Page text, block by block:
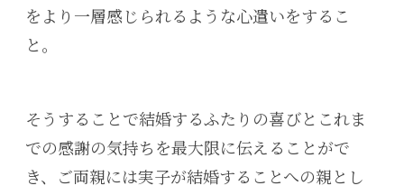
をより一層感じられるような心遣いをするこ
と。
そうすることで結婚するふたりの喜びとこれま
での感謝の気持ちを最大限に伝えることがで
き、ご両親には実子が結婚することへの親とし